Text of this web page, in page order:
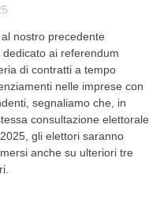
nostro precedente
ai referendum
di contratti a tempo
nelle imprese con
segnaliamo che, in
consultazione elettorale
gli elettori saranno
anche su ulteriori tre